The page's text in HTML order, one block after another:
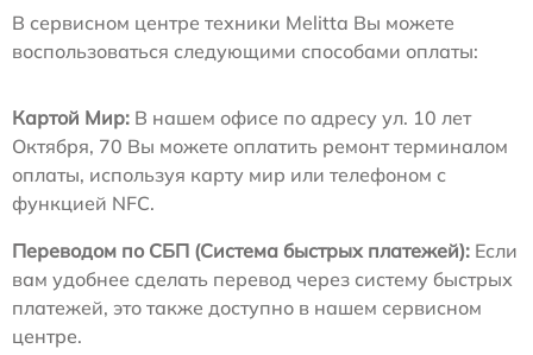
В сервисном центре техники Melitta Вы можете
воспользоваться следующими способами оплаты:
Картой Мир: В нашем офисе по адресу ул. 10 лет
Октября, 70 Вы можете оплатить ремонт терминалом
оплаты, используя карту мир или телефоном с
функцией NFC.
Переводом по СБП (Система быстрых платежей): Если
вам удобнее сделать перевод через систему быстрых
платежей, это также доступно в нашем сервисном
центре.